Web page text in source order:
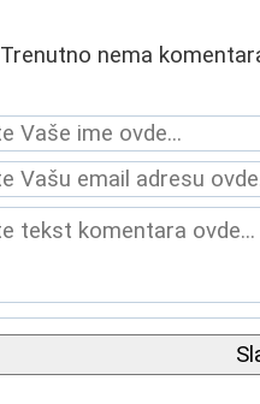
Trenutno nema